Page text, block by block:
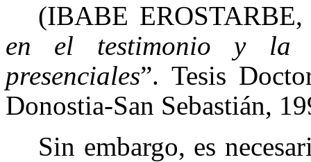
(IBABE EROSTARBE,
en el testimonio y la
presenciales”. Tesis
Donostia-San Sebastián,
Sin embargo, es